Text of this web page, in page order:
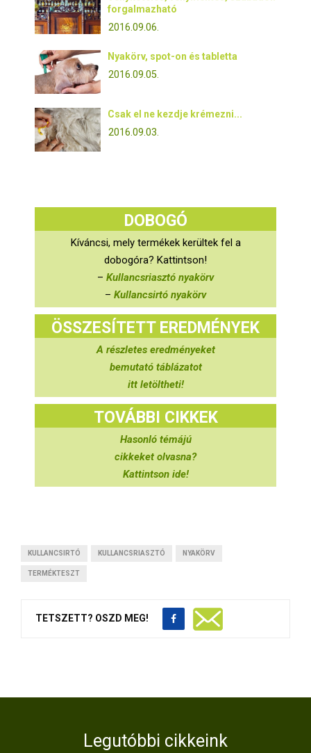
forgalmazható
2016.09.06.
Nyakörv, spot-on és tabletta
2016.09.05.
Csak el ne kezdje krémezni...
2016.09.03.
DOBOGÓ
Kíváncsi, mely termékek kerültek fel a
dobogóra? Kattintson!
– Kullancsriasztó nyakörv
– Kullancsirtó nyakörv
ÖSSZESÍTETT EREDMÉNYEK
A részletes eredményeket
bemutató táblázatot
itt letöltheti!
TOVÁBBI CIKKEK
Hasonló témájú
cikkeket olvasna?
Kattintson ide!
KULLANCSIRTÓ KULLANCSRIASZTÓ NYAKÖRV
TERMÉKTESZT
TETSZETT? OSZD MEG!
Legutóbbi cikkeink